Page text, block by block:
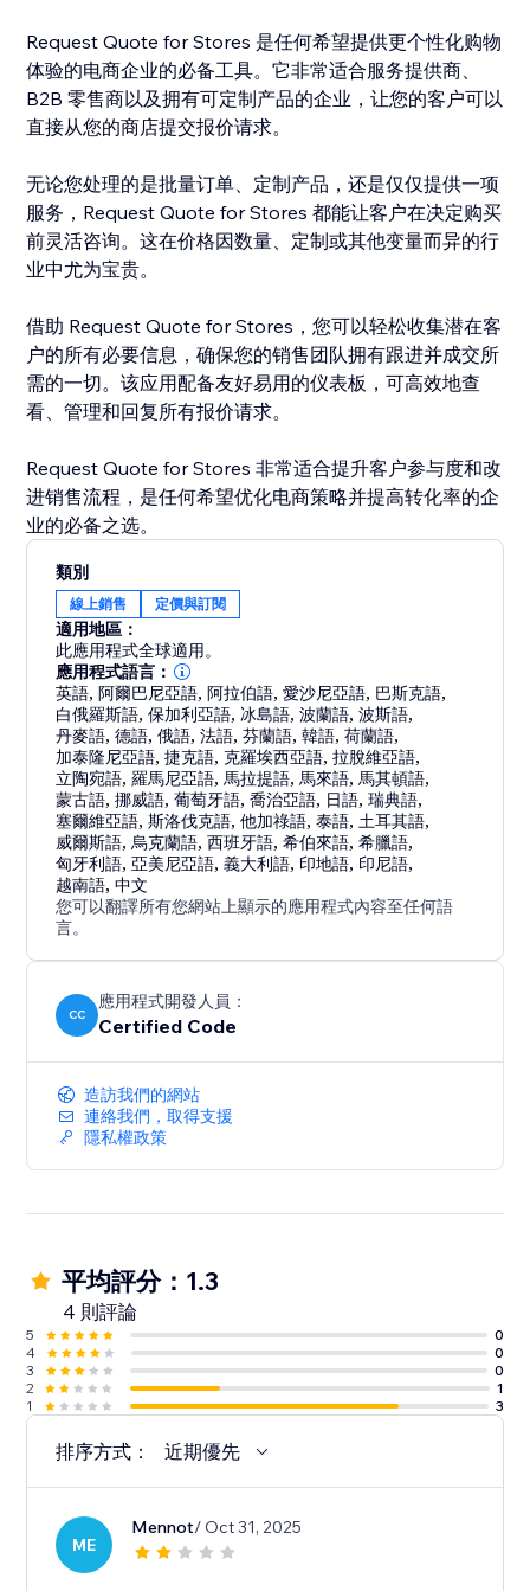
Request Quote for Stores 是任何希望提供更个性化购物
体验的电商企业的必备工具。它非常适合服务提供商、
B2B 零售商以及拥有可定制产品的企业，让您的客户可以
直接从您的商店提交报价请求。
无论您处理的是批量订单、定制产品，还是仅仅提供一项
服务，Request Quote for Stores 都能让客户在决定购买
前灵活咨询。这在价格因数量、定制或其他变量而异的行
业中尤为宝贵。
借助 Request Quote for Stores，您可以轻松收集潜在客
户的所有必要信息，确保您的销售团队拥有跟进并成交所
需的一切。该应用配备友好易用的仪表板，可高效地查
看、管理和回复所有报价请求。
Request Quote for Stores 非常适合提升客户参与度和改
进销售流程，是任何希望优化电商策略并提高转化率的企
业的必备之选。
類別
線上銷售 定價與訂閱
適用地區：
此應用程式全球適用。
應用程式語言：
英語,阿爾巴尼亞語,阿拉伯語,愛沙尼亞語, 巴斯克語,
白俄羅斯語,保加利亞語, 冰島語,波蘭語,波斯語,
丹麥語,德語,俄語,法語,芬蘭語,韓語,荷蘭語,
加泰隆尼亞語,捷克語,克羅埃西亞語,拉脫維亞語,
立陶宛語,羅馬尼亞語, 馬拉提語, 馬來語, 馬其頓語,
蒙古語,挪威語,葡萄牙語,喬治亞語, 日語,瑞典語,
塞爾維亞語,斯洛伐克語,他加祿語,泰語, 土耳其語,
威爾斯語, 烏克蘭語,西班牙語,希伯來語,希臘語,
匈牙利語,亞美尼亞語,義大利語, 印地語, 印尼語,
越南語,中文
您可以翻譯所有您網站上顯示的應用程式內容至任何語
言。
CC
應用程式開發人員：
Certified Code
造訪我們的網站
連絡我們，取得支援
隱私權政策
平均評分：1.3
4 則評論
5
0
4
0
3
0
2
1
1
3
排序方式： 近期優先
ME
Mennot/ Oct 31, 2025